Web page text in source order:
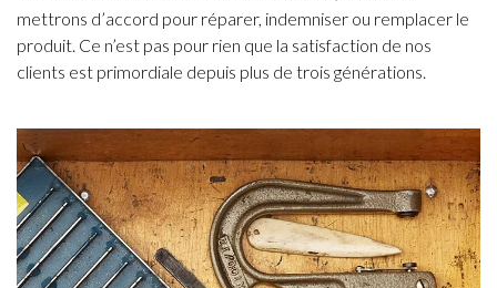
mettrons d’accord pour réparer, indemniser ou remplacer le
produit. Ce n’est pas pour rien que la satisfaction de nos
clients est primordiale depuis plus de trois générations.